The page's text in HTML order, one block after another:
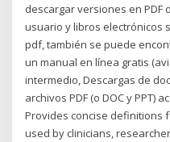
descargar versiones en PDF
usuario y libros electrónicos
pdf, también se puede
un manual en línea gratis
intermedio, Descargas de
archivos PDF (o DOC y PPT)
Provides concise definitions
used by clinicians,